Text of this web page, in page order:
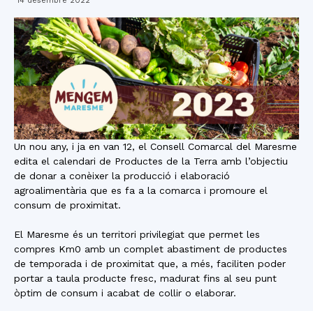
Maresme
Un nou any, i ja en van 12, el Consell Comarcal del Maresme
edita el calendari de Productes de la Terra amb l’objectiu
de donar a conèixer la producció i elaboració
agroalimentària que es fa a la comarca i promoure el
consum de proximitat.
El Maresme és un territori privilegiat que permet les
compres Km0 amb un complet abastiment de productes
de temporada i de proximitat que, a més, faciliten poder
portar a taula producte fresc, madurat fins al seu punt
òptim de consum i acabat de collir o elaborar.